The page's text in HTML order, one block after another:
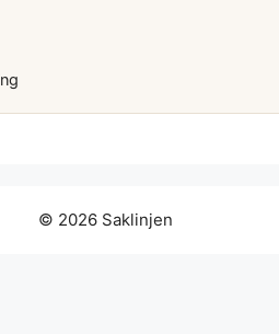
© 2026 Saklinjen